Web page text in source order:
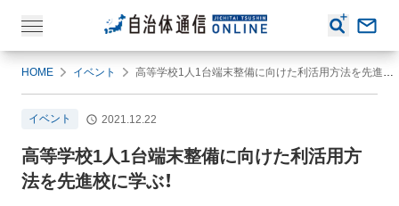
HOME イベント 高等学校1人1台端末整備に向けた利活用方法を先進校に学ぶ！
イベント 2021.12.22
高等学校1人1台端末整備に向けた利活用方
法を先進校に学ぶ！